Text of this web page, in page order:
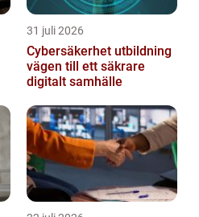
31 juli 2026
Cybersäkerhet utbildning
vägen till ett säkrare
digitalt samhälle